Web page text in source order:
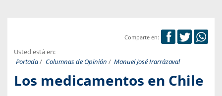
Comparte en:
Usted está en:
Portada/ Columnas de Opinión / Manuel José Irarrázaval
Los medicamentos en Chile